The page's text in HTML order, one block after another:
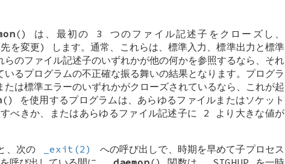
() は、最初の 3 つのファイル記述子をクローズし、
を変更) します。通常、これらは、標準入力、標準出力と標準
のファイル記述子のいずれかが他の何かを参照するなら、それ
るプログラムの不正確な振る舞いの結果となります。プログラ
は標準エラーのいずれかがクローズされているなら、これが起
() を使用するプログラムは、あらゆるファイルまたはソケット
べきか、またはあらゆるファイル記述子に 2 より大きな値が
、次の _exit(2)
への呼び出しで、時期を早めて子プロセス